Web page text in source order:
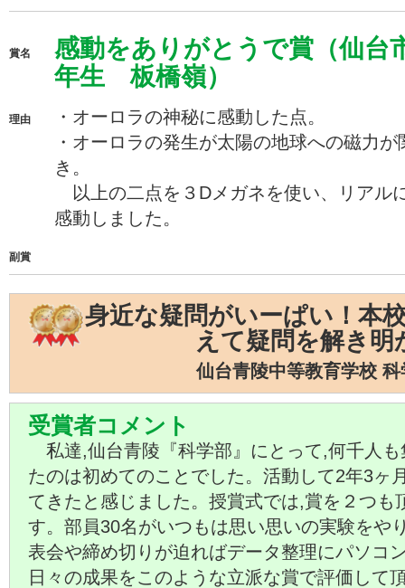
賞名
感動をありがとうで賞（仙台
年生 板橋嶺）
理由
・オーロラの神秘に感動した点。
・オーロラの発生が太陽の地球への磁力
き。
以上の二点を３Dメガネを使い、リアル
感動しました。
副賞
身近な疑問がいーぱい！本
えて疑問を解き明
仙台青陵中等教育学校 科
受賞者コメント
私達,仙台青陵『科学部』にとって,何千人
たのは初めてのことでした。活動して2年3ヶ
てきたと感じました。授賞式では,賞を２つも
す。部員30名がいつもは思い思いの実験をや
表会や締め切りが迫ればデータ整理にパソコ
日々の成果をこのような立派な賞で評価して